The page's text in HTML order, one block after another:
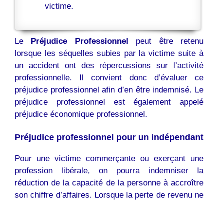
victime.
Le Préjudice Professionnel peut être retenu
lorsque les séquelles subies par la victime suite à
un accident ont des répercussions sur l’activité
professionnelle. Il convient donc d’évaluer ce
préjudice professionnel afin d’en être indemnisé. Le
préjudice professionnel est également appelé
préjudice économique professionnel.
Préjudice professionnel pour un indépendant
Pour une victime commerçante ou exerçant une
profession libérale, on pourra indemniser la
réduction de la capacité de la personne à accroître
son chiffre d’affaires. Lorsque la perte de revenu ne